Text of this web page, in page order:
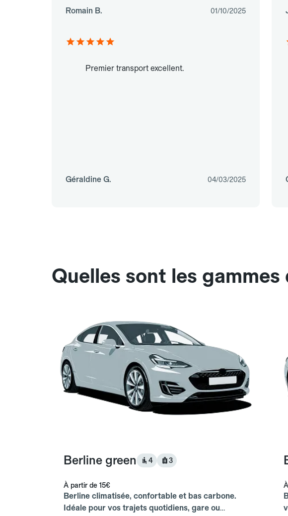
Romain B. 01/10/2025
Premier transport excellent.
Géraldine G. 04/03/2025
Quelles sont les
Berline green 4 3
À partir de 15€
Berline climatisée, confortable et bas carbone.
Idéale pour vos trajets quotidiens, gare ou